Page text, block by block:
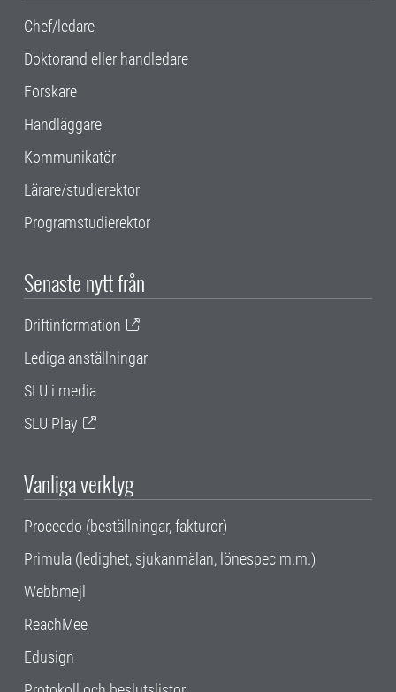
Chef/ledare
Doktorand eller handledare
Forskare
Handläggare
Kommunikatör
Lärare/studierektor
Programstudierektor
Senaste nytt från
Driftinformation
Lediga anställningar
SLU i media
SLU Play
Vanliga verktyg
Proceedo (beställningar, fakturor)
Primula (ledighet, sjukanmälan, lönespec m.m.)
Webbmejl
ReachMee
Edusign